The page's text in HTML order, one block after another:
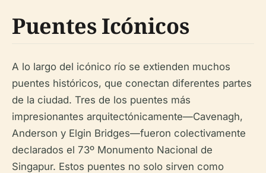
Puentes Icónicos
A lo largo del icónico río se extienden muchos
puentes históricos, que conectan diferentes partes
de la ciudad. Tres de los puentes más
impresionantes arquitectónicamente—Cavenagh,
Anderson y Elgin Bridges—fueron colectivamente
declarados el 73º Monumento Nacional de
Singapur. Estos puentes no solo sirven como